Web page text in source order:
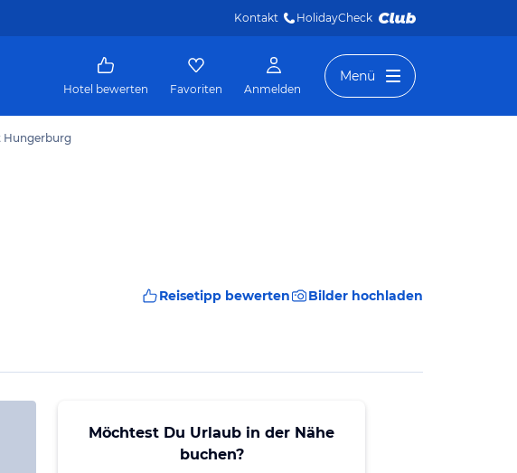
Kontakt HolidayCheck
Hotel bewerten Favoriten Anmelden
Menü
Hungerburg
Reisetipp bewerten Bilder hochladen
Möchtest Du Urlaub in der Nähe
buchen?